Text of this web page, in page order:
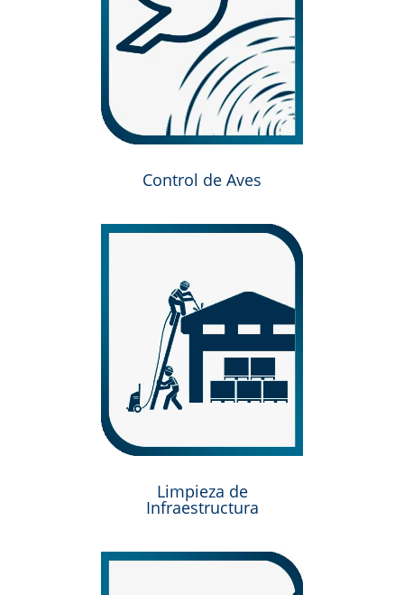
Control de Aves
Limpieza de
Infraestructura